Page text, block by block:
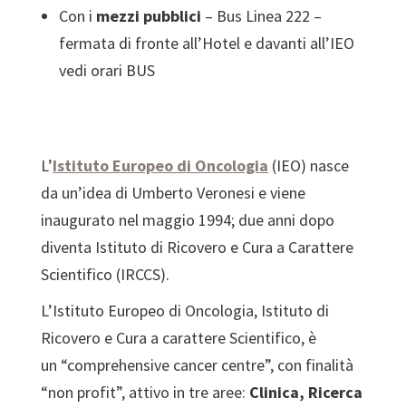
Con i mezzi pubblici – Bus Linea 222 –
fermata di fronte all’Hotel e davanti all’IEO
vedi orari BUS
L’Istituto Europeo di Oncologia (IEO) nasce
da un’idea di Umberto Veronesi e viene
inaugurato nel maggio 1994; due anni dopo
diventa Istituto di Ricovero e Cura a Carattere
Scientifico (IRCCS).
L’Istituto Europeo di Oncologia, Istituto di
Ricovero e Cura a carattere Scientifico, è
un “comprehensive cancer centre”, con finalità
“non profit”, attivo in tre aree: Clinica, Ricerca